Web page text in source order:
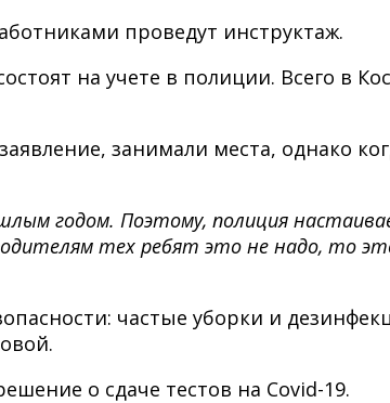
проведут инструктаж.
на учете в полиции. Всего в
занимали места, однако
годом. Поэтому, полиция
тех ребят это не надо, то
частые уборки и
о сдаче тестов на Covid-19.